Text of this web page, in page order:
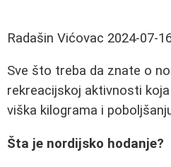
Radašin Vićovac 2024-07-
Sve što treba da znate o
rekreacijskoj aktivnosti
viška kilograma i
Šta je nordijsko hodanje?